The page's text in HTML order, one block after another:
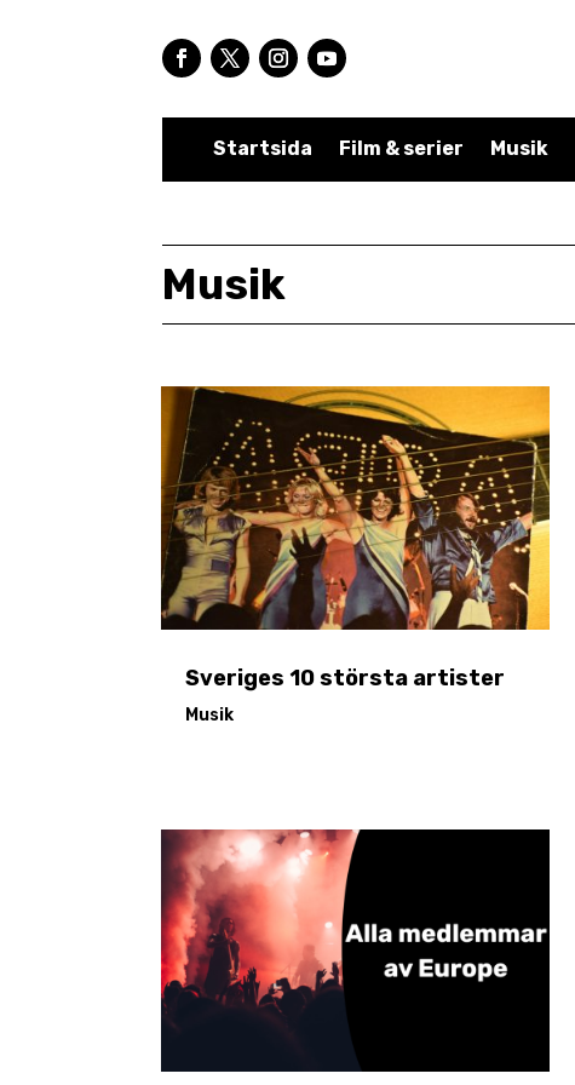
Startsida Film & serier Musik
Musik
Sveriges 10 största artister
Musik